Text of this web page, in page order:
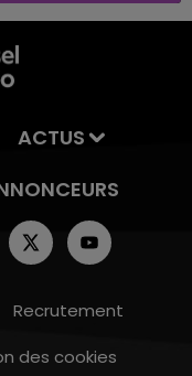
ACTUS
Recrutement
des cookies